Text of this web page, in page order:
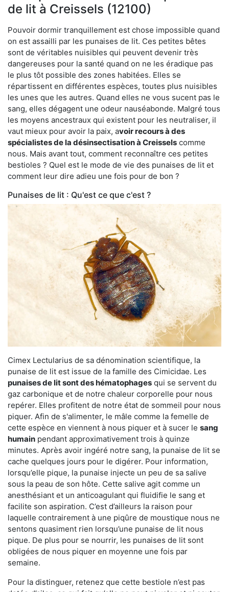
de lit à Creissels (12100)
Pouvoir dormir tranquillement est chose impossible quand
on est assailli par les punaises de lit. Ces petites bêtes
sont de véritables nuisibles qui peuvent devenir très
dangereuses pour la santé quand on ne les éradique pas
le plus tôt possible des zones habitées. Elles se
répartissent en différentes espèces, toutes plus nuisibles
les unes que les autres. Quand elles ne vous sucent pas le
sang, elles dégagent une odeur nauséabonde. Malgré tous
les moyens ancestraux qui existent pour les neutraliser, il
vaut mieux pour avoir la paix, avoir recours à des
spécialistes de la désinsectisation à Creissels comme
nous. Mais avant tout, comment reconnaître ces petites
bestioles ? Quel est le mode de vie des punaises de lit et
comment leur dire adieu une fois pour de bon ?
Punaises de lit : Qu'est ce que c'est ?
Cimex Lectularius de sa dénomination scientifique, la
punaise de lit est issue de la famille des Cimicidae. Les
punaises de lit sont des hématophages qui se servent du
gaz carbonique et de notre chaleur corporelle pour nous
repérer. Elles profitent de notre état de sommeil pour nous
piquer. Afin de s'alimenter, le mâle comme la femelle de
cette espèce en viennent à nous piquer et à sucer le sang
humain pendant approximativement trois à quinze
minutes. Après avoir ingéré notre sang, la punaise de lit se
cache quelques jours pour le digérer. Pour information,
lorsqu’elle pique, la punaise injecte un peu de sa salive
sous la peau de son hôte. Cette salive agit comme un
anesthésiant et un anticoagulant qui fluidifie le sang et
facilite son aspiration. C’est d’ailleurs la raison pour
laquelle contrairement à une piqûre de moustique nous ne
sentons quasiment rien lorsqu’une punaise de lit nous
pique. De plus pour se nourrir, les punaises de lit sont
obligées de nous piquer en moyenne une fois par
semaine.
Pour la distinguer, retenez que cette bestiole n’est pas